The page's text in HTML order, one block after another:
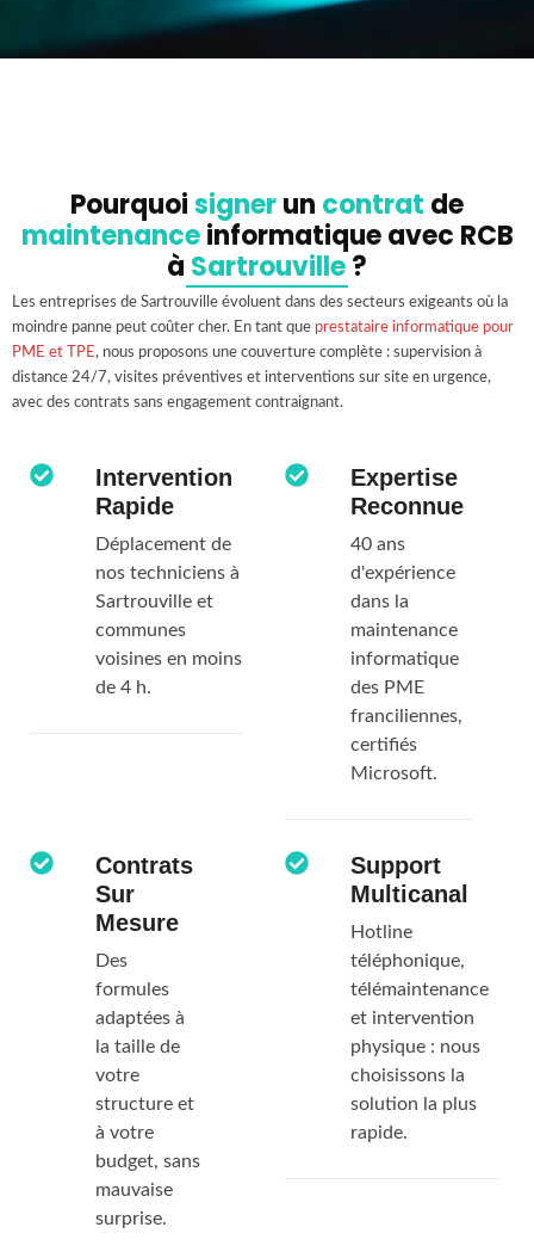
Pourquoisignerun contrat de
maintenanceinformatique avec RCB
à Sartrouville?
Les entreprises de Sartrouville évoluent dans des secteurs exigeants où la
moindre panne peut coûter cher. En tant que prestataire informatique pour
PME et TPE, nous proposons une couverture complète : supervision à
distance 24/7, visites préventives et interventions sur site en urgence,
avec des contrats sans engagement contraignant.
Intervention
Rapide
Déplacement de
nos techniciens à
Sartrouville et
communes
voisines en moins
de 4 h.
Expertise
Reconnue
40 ans
d'expérience
dans la
maintenance
informatique
des PME
franciliennes,
certifiés
Microsoft.
Contrats
Sur
Mesure
Des
formules
adaptées à
la taille de
votre
structure et
à votre
budget, sans
mauvaise
surprise.
Support
Multicanal
Hotline
téléphonique,
télémaintenance
et intervention
physique : nous
choisissons la
solution la plus
rapide.